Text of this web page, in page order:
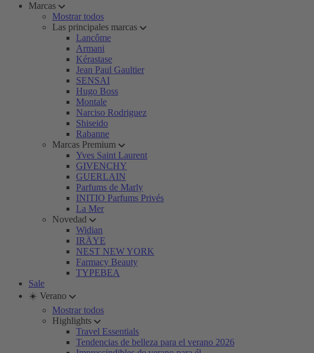
Marcas
Mostrar todos
Las principales marcas
Lancôme
Armani
Kérastase
Jean Paul Gaultier
SENSAI
Hugo Boss
Montale
Narciso Rodriguez
Shiseido
Rabanne
Marcas Premium
Yves Saint Laurent
GIVENCHY
GUERLAIN
Parfums de Marly
INITIO Parfums Privés
La Mer
Novedad
Widian
IRÄYE
NEST NEW YORK
Farmacy Beauty
TYPEBEA
Sale
☀️ Verano
Mostrar todos
Highlights
Travel Essentials
Tendencias de belleza para el verano 2026